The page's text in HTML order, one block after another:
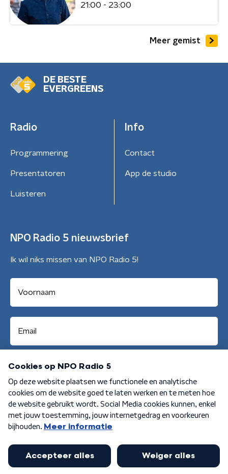
21:00 - 23:00
Meer gemist
DE BESTE
EVERGREENS
Radio
Programmering
Presentatoren
Luisteren
Info
Contact
App de studio
NPO Radio 5 nieuwsbrief
Ik wil niks missen van NPO Radio 5!
Aanmelden
Algemene voorwaarden